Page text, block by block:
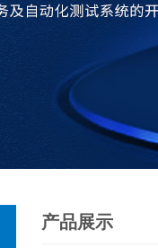
产品展示